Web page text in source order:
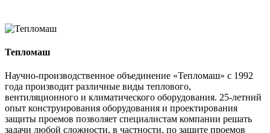
Тепломаш
Научно-производственное объединение «Тепломаш» с 1992
года производит различные виды теплового,
вентиляционного и климатического оборудования. 25-летний
опыт конструирования оборудования и проектирования
защиты проемов позволяет специалистам компании решать
задачи любой сложности, в частности, по защите проемов